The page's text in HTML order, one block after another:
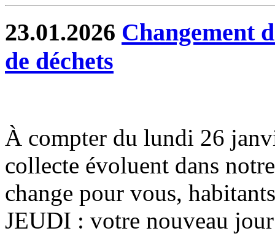
23.01.2026 Changement
de déchets
À compter du lundi 26
collecte évoluent dans
change pour vous,
JEUDI : votre nouveau